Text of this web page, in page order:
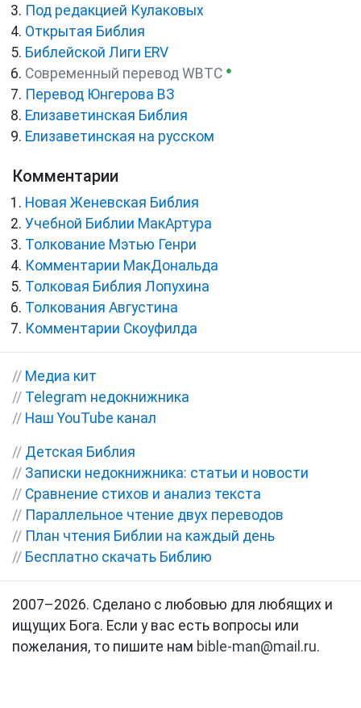
Под редакцией Кулаковых
Открытая Библия
Библейской Лиги ERV
Cовременный перевод WBTC ●
Перевод Юнгерова ВЗ
Елизаветинская Библия
Елизаветинская на русском
Комментарии
Новая Женевская Библия
Учебной Библии МакАртура
Толкование Мэтью Генри
Комментарии МакДональда
Толковая Библия Лопухина
Толкования Августина
Комментарии Скоуфилда
// Медиа кит
// Telegram недокнижника
// Наш YouTube канал
// Детская Библия
// Записки недокнижника: статьи и новости
// Сравнение стихов и анализ текста
// Параллельное чтение двух переводов
// План чтения Библии на каждый день
// Бесплатно скачать Библию
2007–2026. Сделано с любовью для любящих и
ищущих Бога. Если у вас есть вопросы или
пожелания, то пишите нам bible-man@mail.ru.